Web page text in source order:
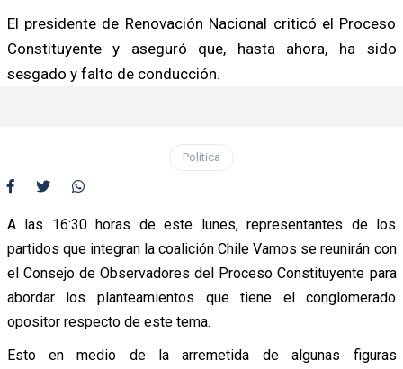
El presidente de Renovación Nacional criticó el Proceso
Constituyente y aseguró que, hasta ahora, ha sido
sesgado y falto de conducción.
Política
A las 16:30 horas de este lunes, representantes de los
partidos que integran la coalición Chile Vamos se reunirán con
el Consejo de Observadores del Proceso Constituyente para
abordar los planteamientos que tiene el conglomerado
opositor respecto de este tema.
Esto en medio de la arremetida de algunas figuras